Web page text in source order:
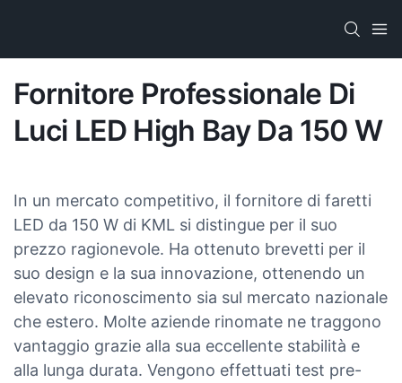
Fornitore Professionale Di
Luci LED High Bay Da 150 W
In un mercato competitivo, il fornitore di faretti
LED da 150 W di KML si distingue per il suo
prezzo ragionevole. Ha ottenuto brevetti per il
suo design e la sua innovazione, ottenendo un
elevato riconoscimento sia sul mercato nazionale
che estero. Molte aziende rinomate ne traggono
vantaggio grazie alla sua eccellente stabilità e
alla lunga durata. Vengono effettuati test pre-